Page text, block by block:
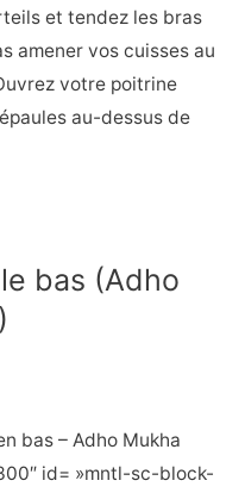
et tendez les bras
amener vos cuisses au
votre poitrine
au-dessus de
bas (Adho
bas – Adho Mukha
id= »mntl-sc-block-